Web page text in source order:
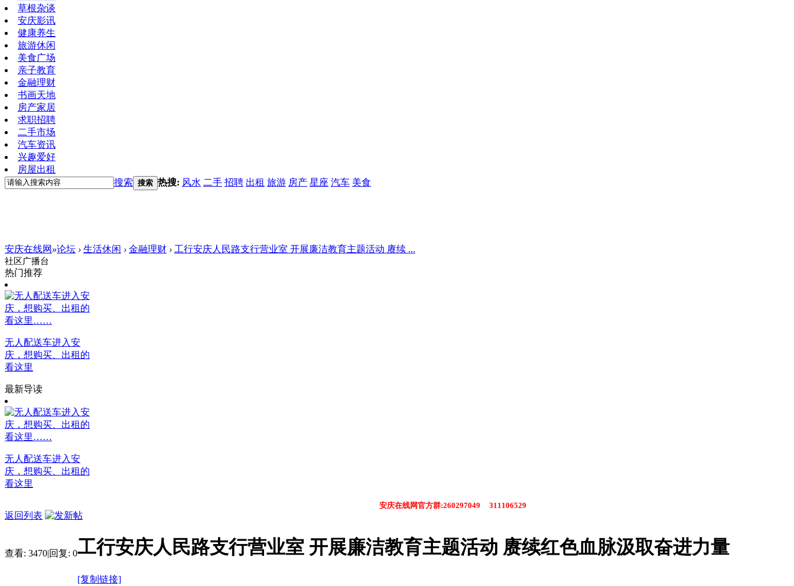
草根杂谈
安庆影讯
健康养生
旅游休闲
美食广场
亲子教育
金融理财
书画天地
房产家居
求职招聘
二手市场
汽车资讯
兴趣爱好
房屋出租
搜索 搜索 热搜: 风水 二手 招聘 出租 旅游 房产 星座 汽车 美食
安庆在线网 »论坛 › 生活休闲 › 金融理财 › 工行安庆人民路支行营业室 开展廉洁教育主题活动 赓续 ...
社区广播台
热门推荐
无人配送车进入安
庆，想购买、出租的
看这里
最新导读
无人配送车进入安
庆，想购买、出租的
看这里
安庆在线网官方群:260297049 311106529
返回列表
查看: 3470|回复: 0工行安庆人民路支行营业室 开展廉洁教育主题活动 赓续红色血脉汲取奋进力量
[复制链接]